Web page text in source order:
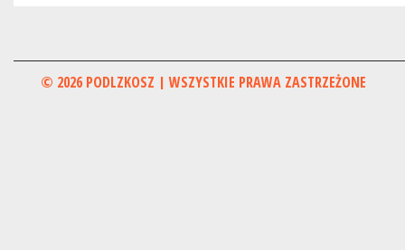
© 2026 PODLZKOSZ | WSZYSTKIE PRAWA ZASTRZEŻONE